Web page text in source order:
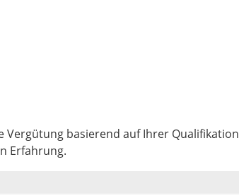
Vergütung basierend auf Ihrer Qualifikation
Erfahrung.